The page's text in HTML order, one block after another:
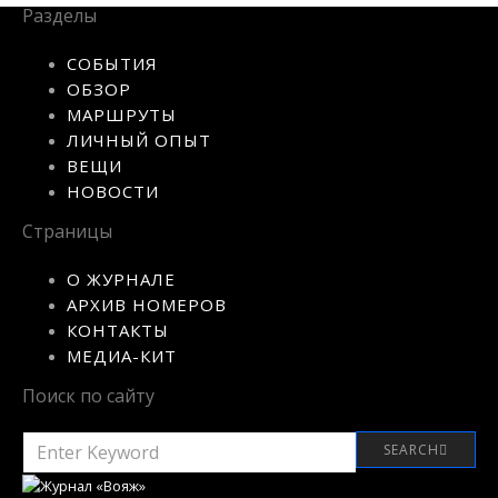
Разделы
СОБЫТИЯ
ОБЗОР
МАРШРУТЫ
ЛИЧНЫЙ ОПЫТ
ВЕЩИ
НОВОСТИ
Страницы
О ЖУРНАЛЕ
АРХИВ НОМЕРОВ
КОНТАКТЫ
МЕДИА-КИТ
Поиск по сайту
FOR:
SEARCH